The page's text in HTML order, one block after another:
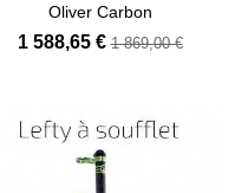
Oliver Carbon
1 588,65 €1 869,00 €